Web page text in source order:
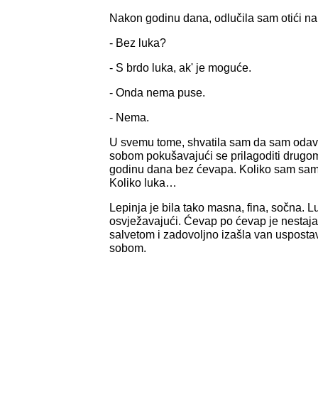
Nakon godinu dana, odlučila sam otići
- Bez luka?
- S brdo luka, ak' je moguće.
- Onda nema puse.
- Nema.
U svemu tome, shvatila sam da sam
sobom pokušavajući se prilagoditi
godinu dana bez ćevapa. Koliko sam
Koliko luka…
Lepinja je bila tako masna, fina, sočna.
osvježavajući. Ćevap po ćevap je
salvetom i zadovoljno izašla van
sobom.